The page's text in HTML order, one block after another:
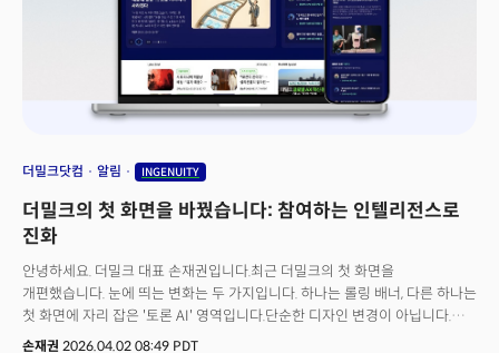
더밀크닷컴 알림 INGENUITY
더밀크의 첫 화면을 바꿨습니다: 참여하는 인텔리전스로
진화
안녕하세요. 더밀크 대표 손재권입니다.최근 더밀크의 첫 화면을
개편했습니다. 눈에 띄는 변화는 두 가지입니다. 하나는 롤링 배너, 다른 하나는
첫 화면에 자리 잡은 '토론 AI' 영역입니다.단순한 디자인 변경이 아닙니다.
이번 변화는 더밀크가 앞으로 어떤 미디어가 될 것인지에 대한 방향입니다.
손재권 2026.04.02 08:49 PDT